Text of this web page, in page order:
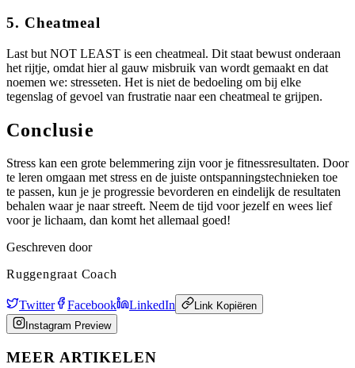
5. Cheatmeal
Last but NOT LEAST is een cheatmeal. Dit staat bewust onderaan
het rijtje, omdat hier al gauw misbruik van wordt gemaakt en dat
noemen we: stresseten. Het is niet de bedoeling om bij elke
tegenslag of gevoel van frustratie naar een cheatmeal te grijpen.
Conclusie
Stress kan een grote belemmering zijn voor je fitnessresultaten. Door
te leren omgaan met stress en de juiste ontspanningstechnieken toe
te passen, kun je je progressie bevorderen en eindelijk de resultaten
behalen waar je naar streeft. Neem de tijd voor jezelf en wees lief
voor je lichaam, dan komt het allemaal goed!
Geschreven door
Ruggengraat Coach
Twitter Facebook LinkedIn
Link Kopiëren
Instagram Preview
MEER ARTIKELEN